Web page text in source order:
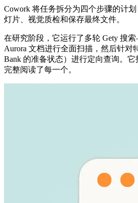
Cowork 将任务拆分为四个步骤的计
灯片、视觉质检和保存最终文件。
在研究阶段，它运行了多轮 Gety 搜
Aurora 文档进行全面扫描，然后针对
Bank 的准备状态）进行定向查询。
完整阅读了每一个。